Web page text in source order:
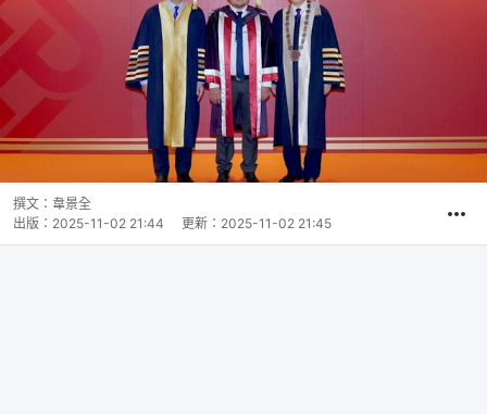
撰文： 韋景全
出版： 2025-11-02 21:44 更新： 2025-11-02 21:45